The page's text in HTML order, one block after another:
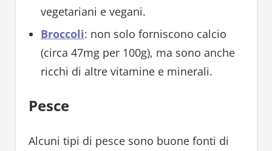
vegetariani e vegani.
Broccoli: non solo forniscono calcio
(circa 47mg per 100g), ma sono anche
ricchi di altre vitamine e minerali.
Pesce
Alcuni tipi di pesce sono buone fonti di